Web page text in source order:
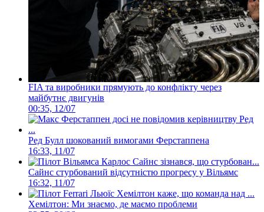
FIA та виробники прямують до конфлікту через
майбутнє двигунів
00:35, 12/07
Ред Булл шокований вимогами Ферстаппена
16:33, 11/07
Сайнс стурбований відсутністю прогресу у Вільямс
16:32, 11/07
Хемілтон: Ми знаємо, де маємо проблеми